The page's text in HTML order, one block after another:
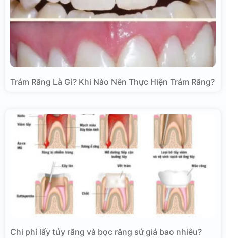
Trám Răng Là Gì? Khi Nào Nên Thực Hiện Trám Răng?
Chi phí lấy tủy răng và bọc răng sứ giá bao nhiêu?